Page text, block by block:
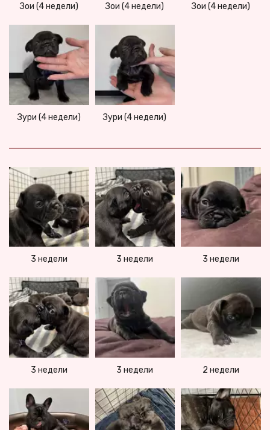
Зои (4 недели) Зои (4 недели) Зои (4 недели)
Зури (4 недели) Зури (4 недели)
3 недели 3 недели 3 недели
3 недели 3 недели 2 недели